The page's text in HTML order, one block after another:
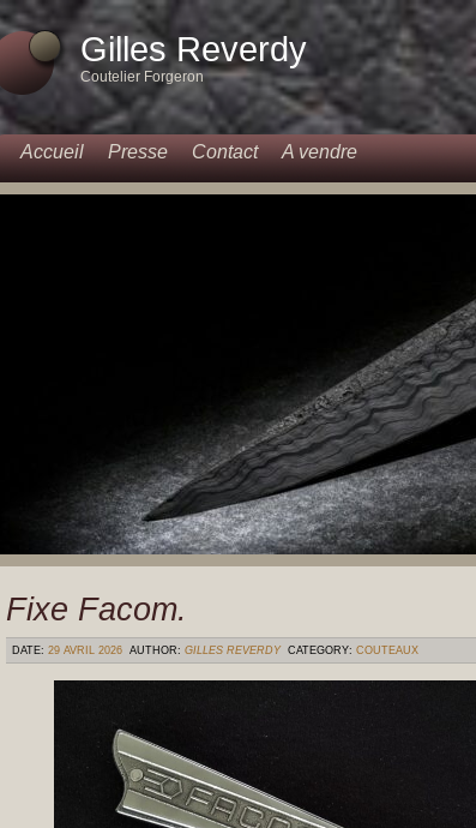
Gilles Reverdy
Coutelier Forgeron
Accueil Presse Contact A vendre
Fixe Facom.
DATE: 29 AVRIL 2026 AUTHOR: GILLES REVERDY CATEGORY: COUTEAUX